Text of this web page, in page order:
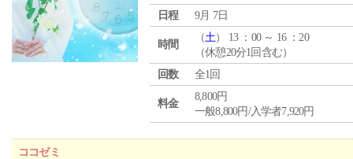
日程
9月 7日
時間
（土） 13 ：00 ～ 16 ：20
（休憩20分1回含む）
回数
全1回
料金
8,800円
一般8,800円/入学者7,920円
ココゼミ